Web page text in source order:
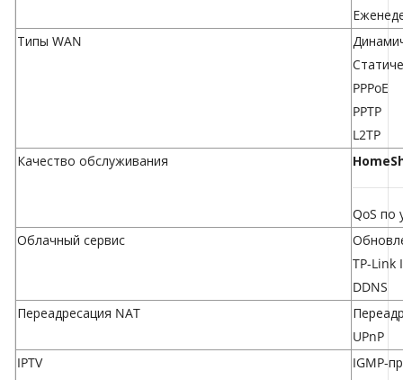
Типы WAN
PPPoE
PPTP
L2TP
Качество обслуживания
QoS по
Облачный сервис
TP-Link
DDNS
Переадресация NAT
UPnP
IPTV
IGMP-